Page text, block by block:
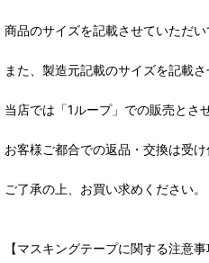
商品のサイズを記載させていただ
また、製造元記載のサイズを記載
当店では「1ループ」での販売とさ
お客様ご都合での返品・交換は受け
ご了承の上、お買い求めください。
【マスキングテープに関する注意事